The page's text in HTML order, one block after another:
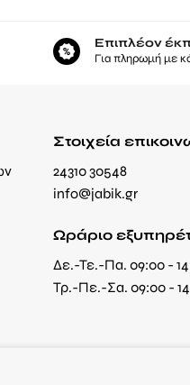
Επιπλέον
Για πληρωμή με
Στοιχεία
24310 30548
info@jabik.gr
Ωράριο
Δε.-Τε.-Πα. 09:00 -
Τρ.-Πε.-Σα. 09:00 -